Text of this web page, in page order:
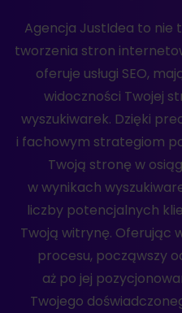
Agencja JustIdea to nie
tworzenia stron
oferuje usługi SEO,
widoczności Twojej
wyszukiwarek. Dzięki
i fachowym strategiom
Twoją stronę w
w wynikach
liczby potencjalnych
Twoją witrynę. Oferując
procesu, począwszy
aż po jej
Twojego